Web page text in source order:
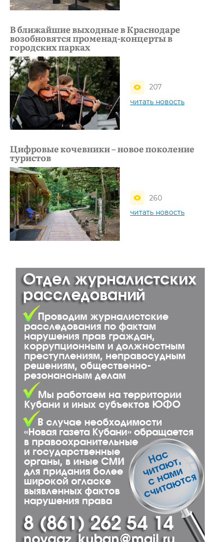
В ближайшие выходные в Краснодаре
возобновятся променад-концерты в
городских парках
207
читать новость
Цифровые кочевники – новое поколение
туристов
260
читать новость